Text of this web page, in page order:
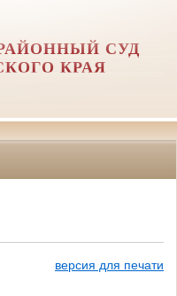
СУД
КРАЯ
версия для печати